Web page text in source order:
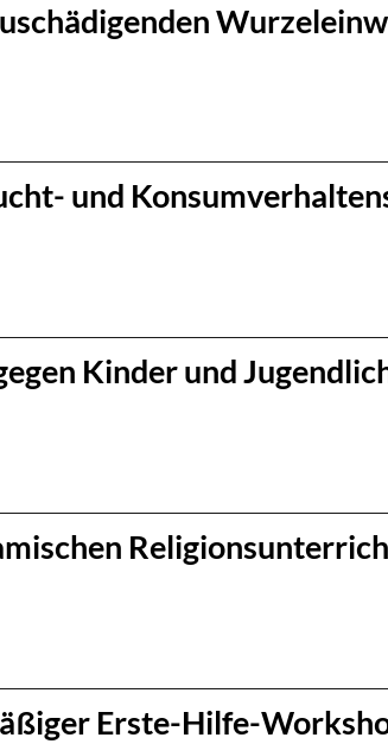
und
Kinder und
Erste-Hilfe-